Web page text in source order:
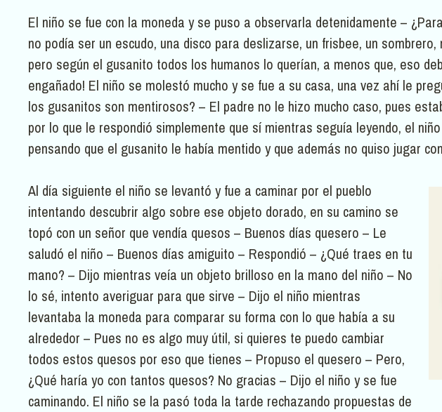
El niño se fue con la moneda y se puso a observarla detenidamente –
no podía ser un escudo, una disco para deslizarse, un frisbee, un
pero según el gusanito todos los humanos lo querían, a menos que, eso
engañado! El niño se molestó mucho y se fue a su casa, una vez ahí le
los gusanitos son mentirosos? – El padre no le hizo mucho caso, pues
por lo que le respondió simplemente que sí mientras seguía leyendo, el
pensando que el gusanito le había mentido y que además no quiso jugar
Al día siguiente el niño se levantó y fue a caminar por el pueblo
intentando descubrir algo sobre ese objeto dorado, en su camino se
topó con un señor que vendía quesos – Buenos días quesero – Le
saludó el niño – Buenos días amiguito – Respondió – ¿Qué traes en tu
mano? – Dijo mientras veía un objeto brilloso en la mano del niño – No
lo sé, intento averiguar para que sirve – Dijo el niño mientras
levantaba la moneda para comparar su forma con lo que había a su
alrededor – Pues no es algo muy útil, si quieres te puedo cambiar
todos estos quesos por eso que tienes – Propuso el quesero – Pero,
¿Qué haría yo con tantos quesos? No gracias – Dijo el niño y se fue
caminando. El niño se la pasó toda la tarde rechazando propuestas de